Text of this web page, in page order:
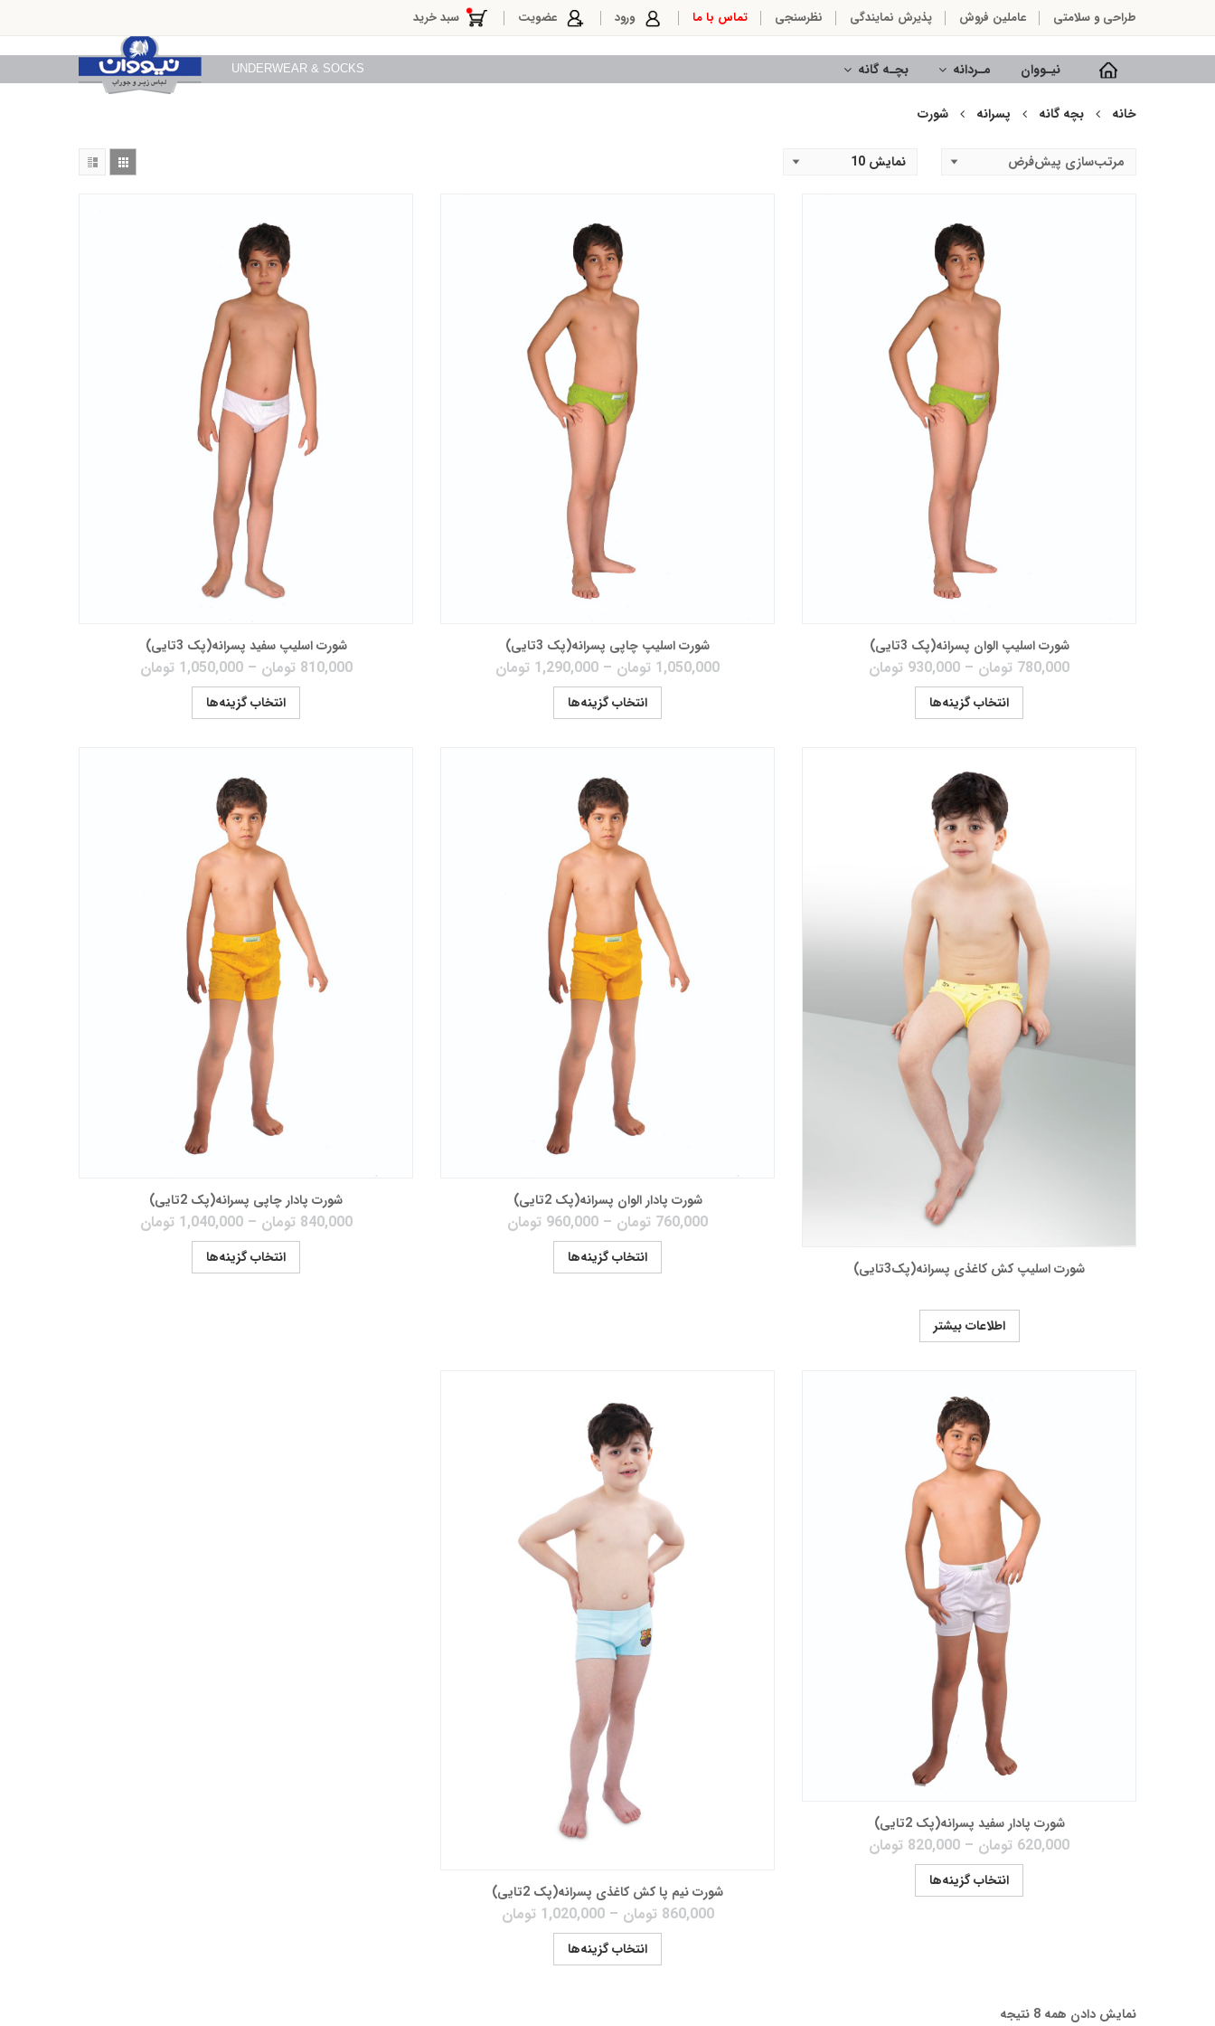
طراحی و سلامتی عاملین فروش پذیرش نمایندگی نظرسنجی تماس با ما ورود عضویت سبد خرید
نیـووان مـردانه بچـه گانه UNDERWEAR & SOCKS
خانه بچه گانه پسرانه شورت
شورت اسلیپ الوان پسرانه(پک 3تایی)
780,000 تومان –
930,000 تومان
انتخاب گزینه‌ها
شورت اسلیپ چاپی پسرانه(پک 3تایی)
1,050,000 تومان –
1,290,000 تومان
انتخاب گزینه‌ها
شورت اسلیپ سفید پسرانه(پک 3تایی)
810,000 تومان –
1,050,000 تومان
انتخاب گزینه‌ها
شورت اسلیپ کش کاغذی پسرانه(پک3تایی)
اطلاعات بیشتر
شورت پادار الوان پسرانه(پک 2تایی)
760,000 تومان –
960,000 تومان
انتخاب گزینه‌ها
شورت پادار چاپی پسرانه(پک 2تایی)
840,000 تومان –
1,040,000 تومان
انتخاب گزینه‌ها
شورت پادار سفید پسرانه(پک 2تایی)
620,000 تومان –
820,000 تومان
انتخاب گزینه‌ها
شورت نیم پا کش کاغذی پسرانه(پک 2تایی)
860,000 تومان –
1,020,000 تومان
انتخاب گزینه‌ها
نمایش دادن همه 8 نتیجه